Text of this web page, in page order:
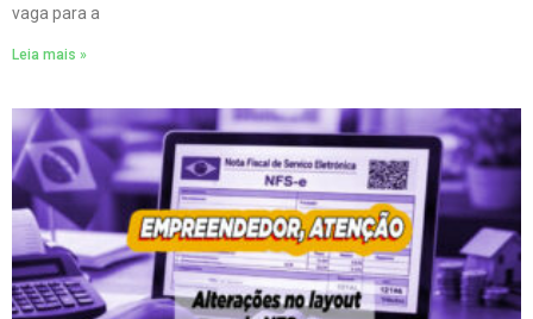
vaga para a
Leia mais »